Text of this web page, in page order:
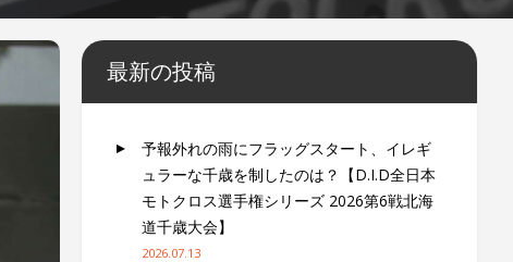
最新の投稿
予報外れの雨にフラッグスタート、イレギ
ュラーな千歳を制したのは？【D.I.D全日本
モトクロス選手権シリーズ 2026第6戦北海
道千歳大会】
2026.07.13